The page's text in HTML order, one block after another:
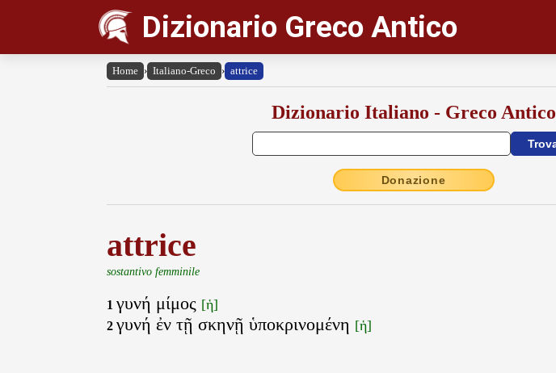
Dizionario Greco Antico
Home › Italiano-Greco › attrice
Dizionario Italiano - Greco Antico
Donazione
attrice
sostantivo femminile
1 γυνή μίμος [ἡ]
2 γυνή ἐν τῇ σκηνῇ ὑποκρινομένη [ἡ]